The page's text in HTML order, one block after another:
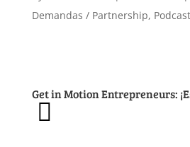
Demandas / Partnership, Podcast
Get in Motion Entrepreneurs: